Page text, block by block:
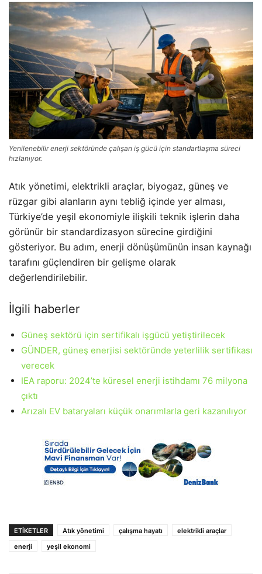
Yenilenebilir enerji sektöründe çalışan iş gücü için standartlaşma süreci
hızlanıyor.
Atık yönetimi, elektrikli araçlar, biyogaz, güneş ve
rüzgar gibi alanların aynı tebliğ içinde yer alması,
Türkiye’de yeşil ekonomiyle ilişkili teknik işlerin daha
görünür bir standardizasyon sürecine girdiğini
gösteriyor. Bu adım, enerji dönüşümünün insan kaynağı
tarafını güçlendiren bir gelişme olarak
değerlendirilebilir.
İlgili haberler
Güneş sektörü için sertifikalı işgücü yetiştirilecek
GÜNDER, güneş enerjisi sektöründe yeterlilik sertifikası
verecek
IEA raporu: 2024’te küresel enerji istihdamı 76 milyona
çıktı
Arızalı EV bataryaları küçük onarımlarla geri kazanılıyor
ETIKETLER Atık yönetimi çalışma hayatı
elektrikli araçlar
enerji
yeşil ekonomi